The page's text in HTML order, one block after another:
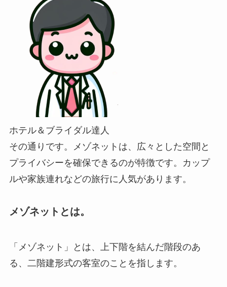
ホテル＆ブライダル達人
その通りです。メゾネットは、広々とした空間と
プライバシーを確保できるのが特徴です。カップ
ルや家族連れなどの旅行に人気があります。
メゾネットとは。
「メゾネット」とは、上下階を結んだ階段のあ
る、二階建形式の客室のことを指します。